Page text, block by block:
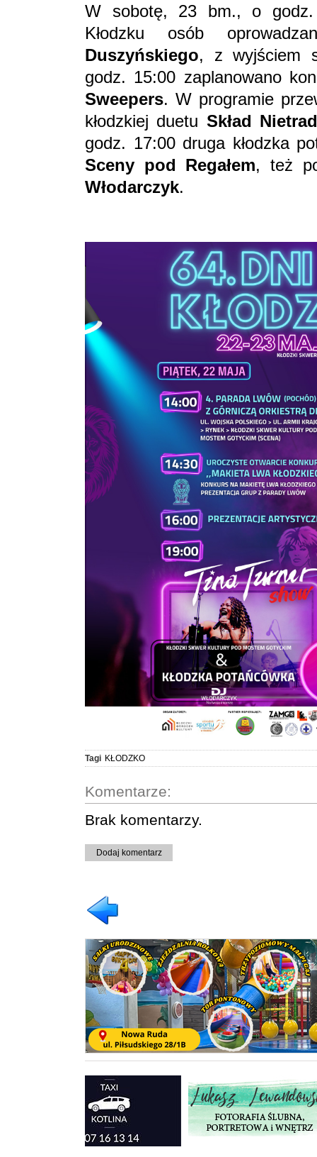
W sobotę, 23 bm., o
Kłodzku osób
Duszyńskiego, z wyjściem
godz. 15:00 zaplanowano
Sweepers. W programie
kłodzkiej duetu Skład
godz. 17:00 druga kłodzka
Sceny pod Regałem, też
Włodarczyk.
Tagi KŁODZKO
Komentarze:
Brak komentarzy.
Dodaj komentarz